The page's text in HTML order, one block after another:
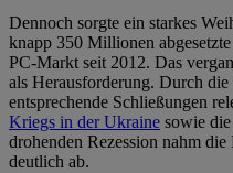
Dennoch sorgte ein starkes
knapp 350 Millionen
PC-Markt seit 2012. Das
als Herausforderung. Durch
entsprechende Schließungen
Kriegs in der Ukraine sowie
drohenden Rezession nahm
deutlich ab.